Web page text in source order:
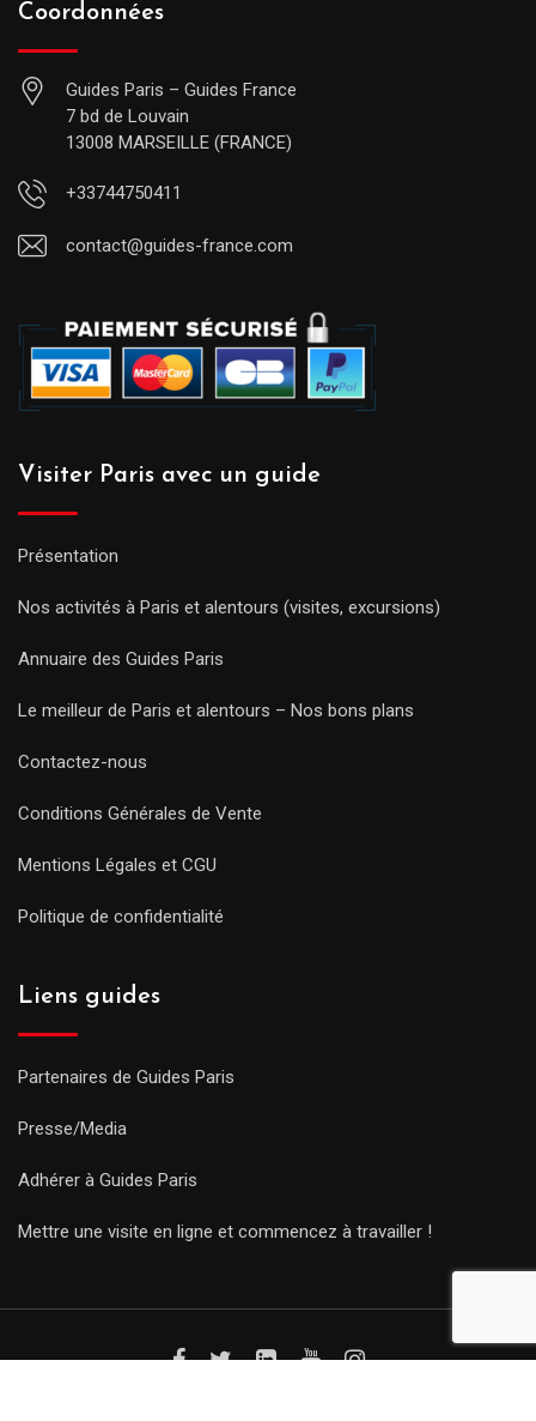
Coordonnées
Guides Paris – Guides France
7 bd de Louvain
13008 MARSEILLE (FRANCE)
+33744750411
contact@guides-france.com
Visiter Paris avec un guide
Présentation
Nos activités à Paris et alentours (visites, excursions)
Annuaire des Guides Paris
Le meilleur de Paris et alentours – Nos bons plans
Contactez-nous
Conditions Générales de Vente
Mentions Légales et CGU
Politique de confidentialité
Liens guides
Partenaires de Guides Paris
Presse/Media
Adhérer à Guides Paris
Mettre une visite en ligne et commencez à travailler !